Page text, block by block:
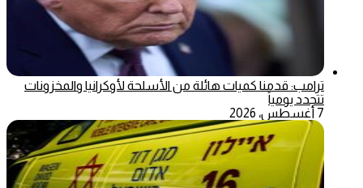
ترامب: قدمنا كميات هائلة من الأسلحة لأوكرانيا والمخزونات
تتجدد يومياً
7 أغسطس، 2026